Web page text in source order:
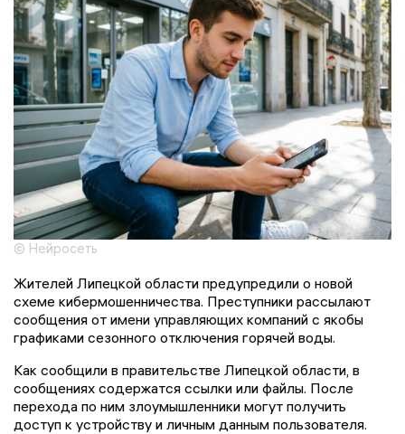
© Нейросеть
Жителей Липецкой области предупредили о новой
схеме кибермошенничества. Преступники рассылают
сообщения от имени управляющих компаний с якобы
графиками сезонного отключения горячей воды.
Как сообщили в правительстве Липецкой области, в
сообщениях содержатся ссылки или файлы. После
перехода по ним злоумышленники могут получить
доступ к устройству и личным данным пользователя.